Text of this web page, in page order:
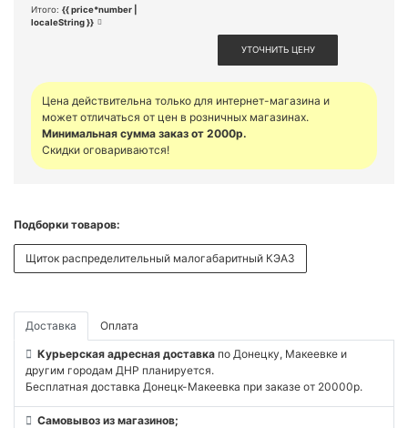
Итого: {{ price*number |
localeString }}
УТОЧНИТЬ ЦЕНУ
Цена действительна только для интернет-магазина и
может отличаться от цен в розничных магазинах.
Минимальная сумма заказ от 2000р.
Скидки оговариваются!
Подборки товаров:
Щиток распределительный малогабаритный КЭАЗ
Доставка Оплата
Курьерская адресная доставка по Донецку, Макеевке и
другим городам ДНР планируется.
Бесплатная доставка Донецк-Макеевка при заказе от 20000р.
Самовывоз из магазинов;